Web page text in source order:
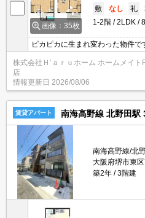
画像：35枚
敷
なし 礼
1-2階
2LDK
ピカピカに生まれ変わった物件で
株式会社Ｈ’ａｒｕホーム ホームメイト
店
情報更新日 2026/08/06
賃貸アパート 南海高野線 北野田駅
南海高野線/北
大阪府堺市東
築2年
3階建